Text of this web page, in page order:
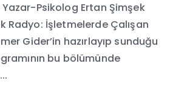
Psikolog Ertan Şimşek
Radyo: İşletmelerde Çalışan
Gider’in hazırlayıp sunduğu
bu bölümünde